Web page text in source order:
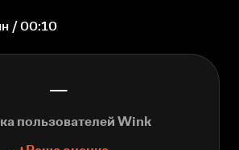
/ 00:10
—
пользователей Wink